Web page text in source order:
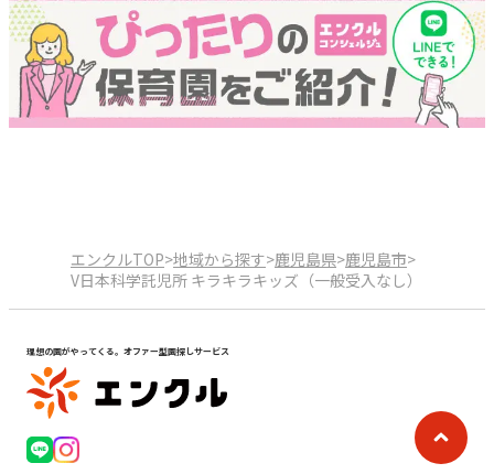
エンクルTOP>地域から探す>鹿児島県>鹿児島市>
V日本科学託児所 キラキラキッズ（一般受入なし）
理想の園がやってくる。オファー型園探しサービス